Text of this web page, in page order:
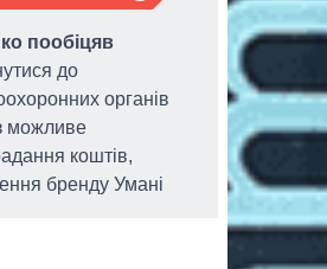
пообіцяв
до
органів
можливе
коштів,
бренду Умані